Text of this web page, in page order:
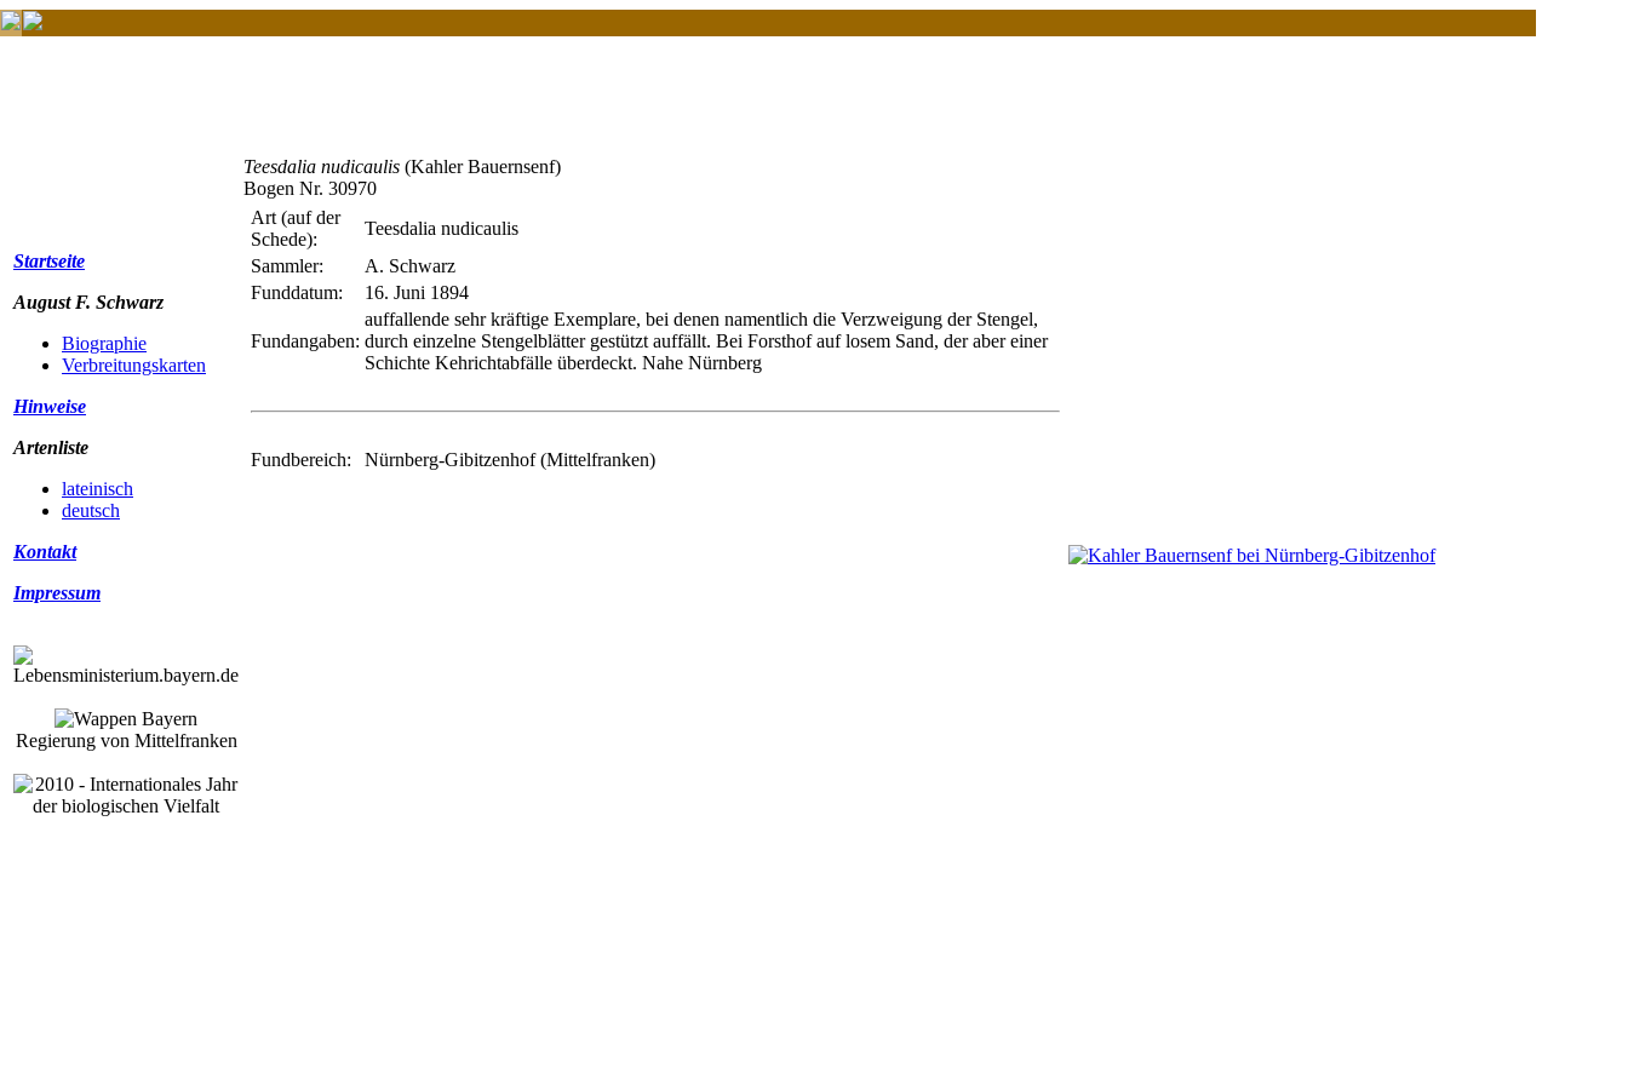
Startseite
August F. Schwarz
Biographie
Verbreitungskarten
Hinweise
Artenliste
lateinisch
deutsch
Kontakt
Impressum
Regierung von Mittelfranken
Teesdalia nudicaulis (Kahler Bauernsenf)
Bogen Nr. 30970
Art (auf der
Schede):
Teesdalia nudicaulis
Sammler:
A. Schwarz
Funddatum:
16. Juni 1894
Fundangaben:
auffallende sehr kräftige Exemplare, bei denen namentlich die Verzweigung der Stengel,
durch einzelne Stengelblätter gestützt auffällt. Bei Forsthof auf losem Sand, der aber einer
Schichte Kehrichtabfälle überdeckt. Nahe Nürnberg
Fundbereich: Nürnberg-Gibitzenhof (Mittelfranken)